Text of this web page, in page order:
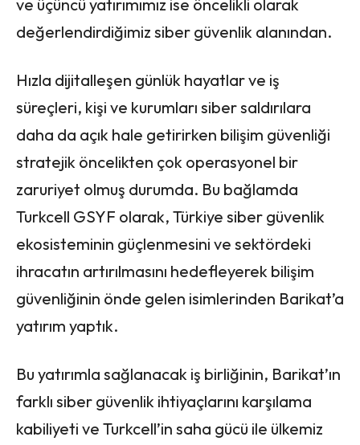
ve üçüncü yatırımımız ise öncelikli olarak
değerlendirdiğimiz siber güvenlik alanından.
Hızla dijitalleşen günlük hayatlar ve iş
süreçleri, kişi ve kurumları siber saldırılara
daha da açık hale getirirken bilişim güvenliği
stratejik öncelikten çok operasyonel bir
zaruriyet olmuş durumda. Bu bağlamda
Turkcell GSYF olarak, Türkiye siber güvenlik
ekosisteminin güçlenmesini ve sektördeki
ihracatın artırılmasını hedefleyerek bilişim
güvenliğinin önde gelen isimlerinden Barikat’a
yatırım yaptık.
Bu yatırımla sağlanacak iş birliğinin, Barikat’ın
farklı siber güvenlik ihtiyaçlarını karşılama
kabiliyeti ve Turkcell’in saha gücü ile ülkemiz